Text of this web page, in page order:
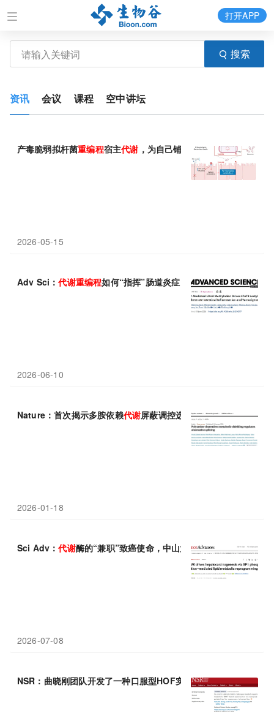
搜索
打开APP
资讯 会议 课程 空中讲坛
产毒脆弱拟杆菌重编程宿主代谢 ，为自己铺路
2026-05-15
Adv Sci：代谢重编程如何“指挥”肠道炎症？李天亮等团队发现
2026-06-10
Nature：首次揭示多胺依赖代谢屏蔽调控选择性剪接，建立代谢
2026-01-18
Sci Adv：代谢酶的“兼职”致癌使命，中山大学肖非等发现PMVK
2026-07-08
NSR：曲晓刚团队开发了一种口服型HOF实现代谢重编程，开辟抗